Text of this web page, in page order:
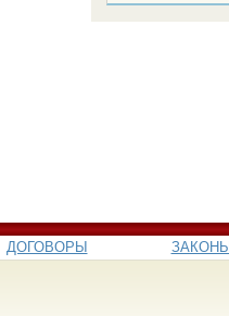
ДОГОВОРЫ ЗАКОНЫ